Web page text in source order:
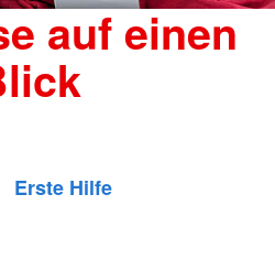
auf einen
Erste Hilfe